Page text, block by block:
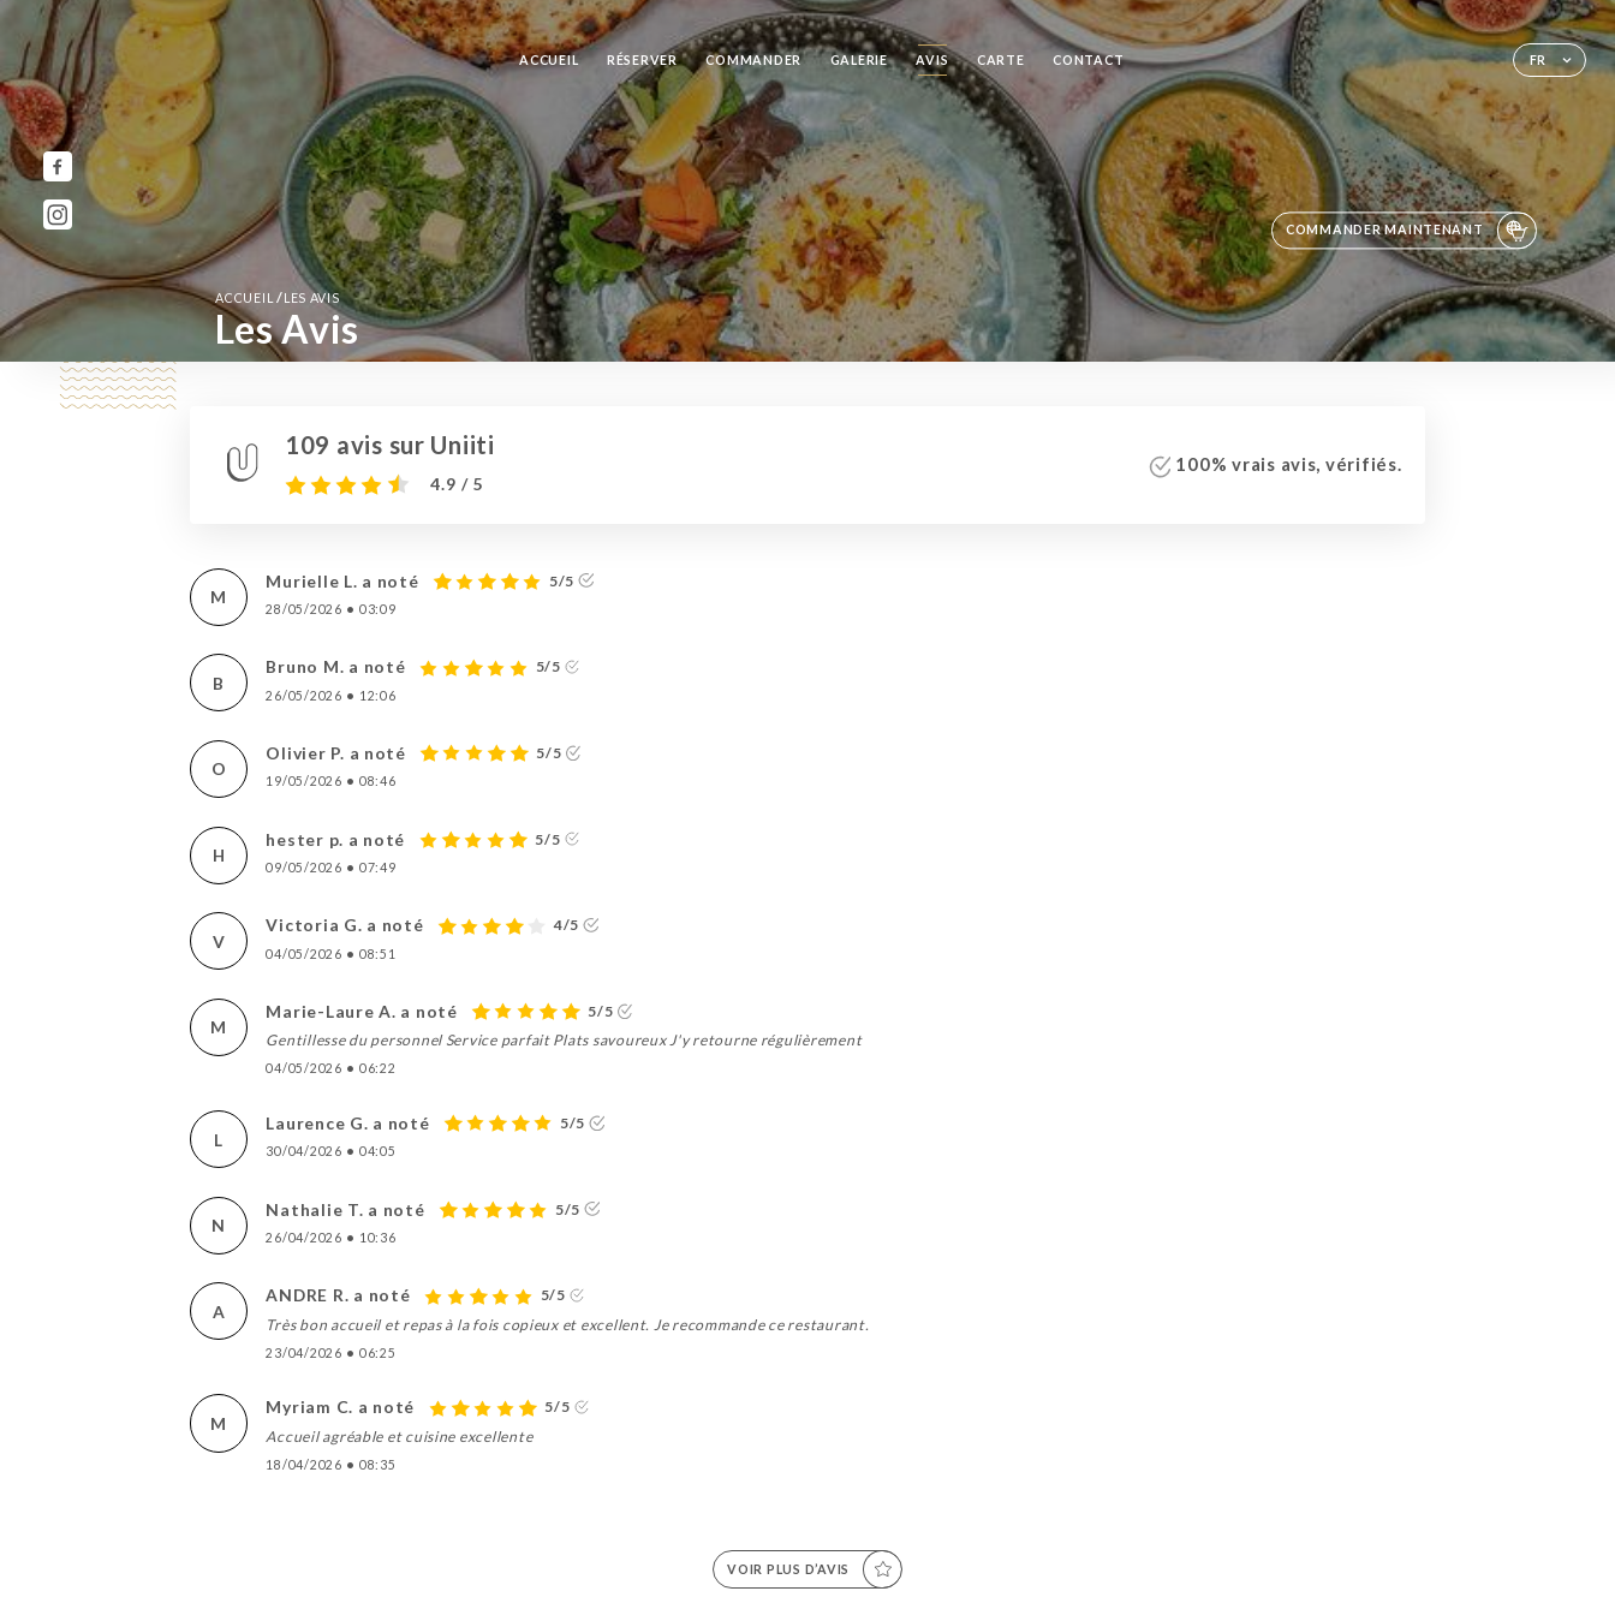
FR
ACCUEIL RÉSERVER COMMANDER GALERIE AVIS CARTE CONTACT
COMMANDER MAINTENANT
ACCUEIL/ LES AVIS
Les Avis
109 avis sur Uniiti
4.9 / 5
100% vrais avis, vérifiés.
M
Murielle L. a noté 5/5
28/05/2026 • 03:09
B
Bruno M. a noté 5/5
26/05/2026 • 12:06
O
Olivier P. a noté 5/5
19/05/2026 • 08:46
H
hester p. a noté 5/5
09/05/2026 • 07:49
V
Victoria G. a noté 4/5
04/05/2026 • 08:51
M
Marie-Laure A. a noté
5/5
Gentillesse du personnel Service parfait Plats savoureux J'y retourne régulièrement
04/05/2026 • 06:22
L
Laurence G. a noté 5/5
30/04/2026 • 04:05
N
Nathalie T. a noté 5/5
26/04/2026 • 10:36
A
ANDRE R. a noté
5/5
Très bon accueil et repas à la fois copieux et excellent. Je recommande ce restaurant.
23/04/2026 • 06:25
M
Myriam C. a noté
5/5
Accueil agréable et cuisine excellente
18/04/2026 • 08:35
VOIR PLUS D’AVIS